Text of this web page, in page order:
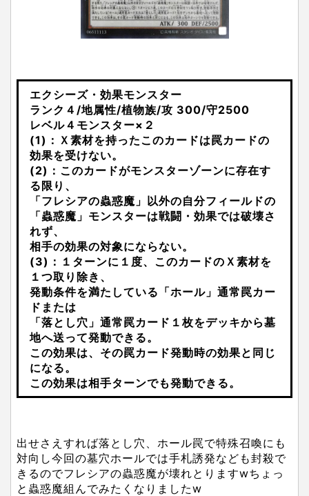
エクシーズ・効果モンスター
ランク４/地属性/植物族/攻 300/守2500
レベル４モンスター×２
(1)：Ｘ素材を持ったこのカードは罠カードの
効果を受けない。
(2)：このカードがモンスターゾーンに存在す
る限り、
「フレシアの蟲惑魔」以外の自分フィールドの
「蟲惑魔」モンスターは戦闘・効果では破壊さ
れず、
相手の効果の対象にならない。
(3)：１ターンに１度、このカードのＸ素材を
１つ取り除き、
発動条件を満たしている「ホール」通常罠カー
ドまたは
「落とし穴」通常罠カード１枚をデッキから墓
地へ送って発動できる。
この効果は、その罠カード発動時の効果と同じ
になる。
この効果は相手ターンでも発動できる。
出せさえすれば落とし穴、ホール罠で特殊召喚にも
対向し今回の墓穴ホールでは手札誘発なども封殺で
きるのでフレシアの蟲惑魔が壊れとりますwちょっ
と蟲惑魔組んでみたくなりましたw